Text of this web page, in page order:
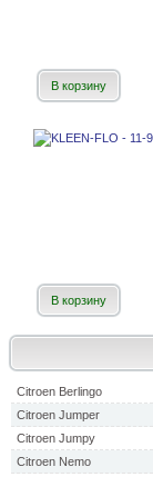
Citroen Berlingo
Citroen Jumper
Citroen Jumpy
Citroen Nemo
В корзину
В корзину